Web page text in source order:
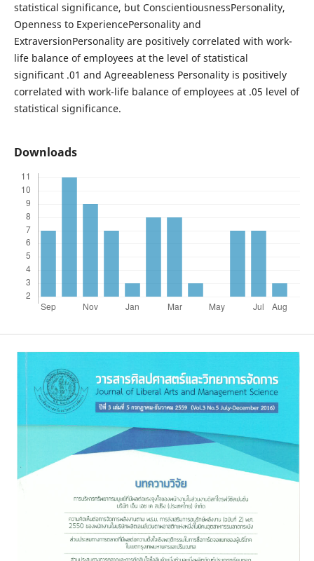
statistical significance, but ConscientiousnessPersonality,
Openness to ExperiencePersonality and
ExtraversionPersonality are positively correlated with work-
life balance of employees at the level of statistical
significant .01 and Agreeableness Personality is positively
correlated with work-life balance of employees at .05 level of
statistical significance.
Downloads